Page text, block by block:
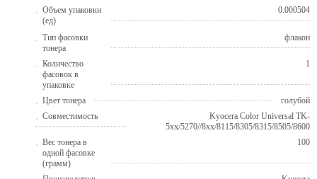
Объем упаковки
(ед)
0.000504
Тип фасовки
тонера
флакон
Количество
фасовок в
упаковке
1
Цвет тонера
голубой
Совместимость
Kyocera Color Universal TK-
5хх/5270//8xx/8115/8305/8315/8505/8600
Вес тонера в
одной фасовке
(грамм)
100